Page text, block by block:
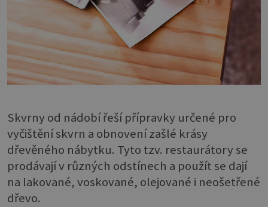
Skvrny od nádobí řeší přípravky určené pro
vyčištění skvrn a obnovení zašlé krásy
dřevěného nábytku. Tyto tzv. restaurátory se
prodávají v různých odstínech a použít se dají
na lakované, voskované, olejované i neošetřené
dřevo.